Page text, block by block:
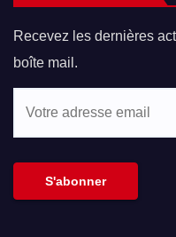
Recevez les dernières
boîte mail.
S'abonner